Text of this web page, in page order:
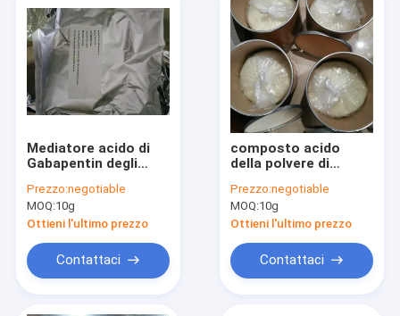
Mediatore acido di
Gabapentin degli
Number 4355-11-7
Cyclohexanediacetic
98% Gabapentin
Prezzo:negotiable
MOQ:10g
Ottieni l'ultimo prezzo
Contattaci
composto acido
della polvere di
dell'amide 1,1-
Cyclohexanediacetic
del casnummer
99189-60-3 mono
Prezzo:negotiable
MOQ:10g
Ottieni l'ultimo prezzo
Contattaci